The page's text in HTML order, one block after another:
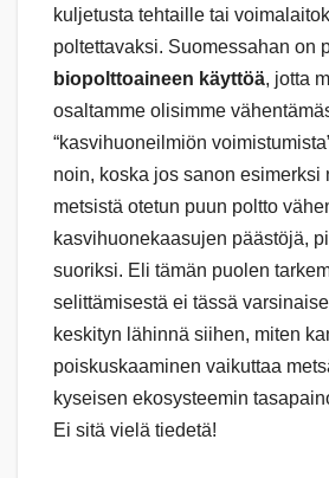
kuljetusta tehtaille tai
poltettavaksi. Suomessahan on
biopolttoaineen käyttöä, jotta
osaltamme olisimme
“kasvihuoneilmiön
noin, koska jos sanon esimerksi
metsistä otetun puun poltto
kasvihuonekaasujen päästöjä,
suoriksi. Eli tämän puolen
selittämisestä ei tässä
keskityn lähinnä siihen, miten
poiskuskaaminen vaikuttaa
kyseisen ekosysteemin
Ei sitä vielä tiedetä!